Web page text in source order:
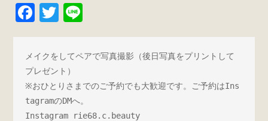
F
a
c
e
b
o
T
wi
tt
er
n
e
メイクをしてペアで写真撮影（後日写真をプリントして
プレゼント）
※おひとりさまでのご予約でも大歓迎です。ご予約はIns
tagramのDMへ。
Instagram rie68.c.beauty